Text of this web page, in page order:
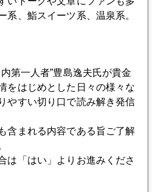
接近中
に大相場の予感
系、鮨スイーツ系、温泉系。
第一人者”豊島逸夫氏が貴金
をはじめとした日々の様々な
やすい切り口で読み解き発信
含まれる内容である旨ご了解
は「はい」よりお進みくださ